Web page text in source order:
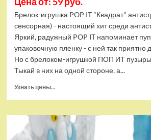
Брелок-игрушка POP IT "Квадрат"
сенсорная) - настоящий хит среди
Яркий, радужный POP IT напоминает
упаковочную пленку - с ней так приятно
Но с брелоком-игрушкой ПОП ИТ
Тыкай в них на одной стороне, а...
Узнать цены...
Брелок-
игрушка
POP